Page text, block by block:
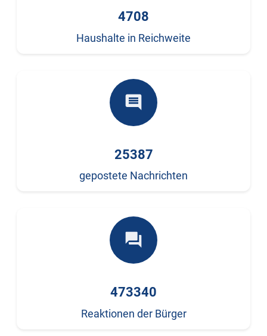
4708
Haushalte in Reichweite
comment
25387
gepostete Nachrichten
forum
473340
Reaktionen der Bürger